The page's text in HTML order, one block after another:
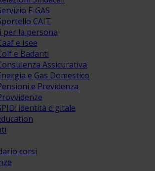
F-GAS
CAIT
per la persona
e Isee
e Badanti
Assicurativa
e Gas Domestico
e Previdenza
identità digitale
corsi